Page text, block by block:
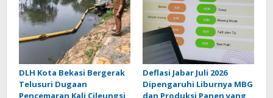
DLH Kota Bekasi Bergerak
Telusuri Dugaan
Pencemaran Kali Cileungsi,
Deflasi Jabar Juli 2026
Dipengaruhi Liburnya MBG
dan Produksi Panen yang